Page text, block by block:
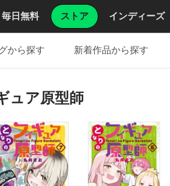
毎日無料 ストア インディーズ
から探す 新着作品から探す
ュア原型師